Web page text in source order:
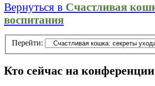
Вернуться в Счастливая
воспитания
Перейти:
Кто сейчас на конференции